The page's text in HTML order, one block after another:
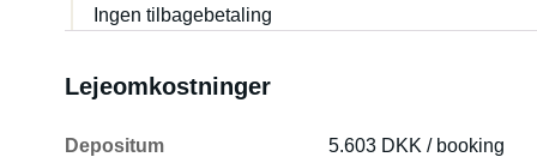
Ingen tilbagebetaling
Lejeomkostninger
Depositum 5.603 DKK / booking